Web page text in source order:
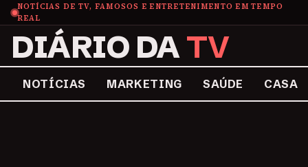
NOTÍCIAS DE TV, FAMOSOS E ENTRETENIMENTO EM TEMPO
REAL
DIÁRIO DATV
NOTÍCIAS MARKETING SAÚDE CASA